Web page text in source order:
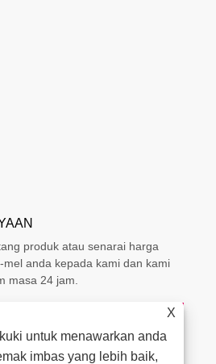
produk atau senarai harga
mel anda kepada kami dan kami
masa 24 jam.
X
untuk menawarkan anda
imbas yang lebih baik,